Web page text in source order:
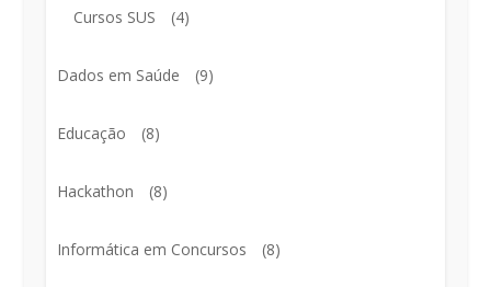
Cursos SUS (4)
Dados em Saúde (9)
Educação (8)
Hackathon (8)
Informática em Concursos (8)